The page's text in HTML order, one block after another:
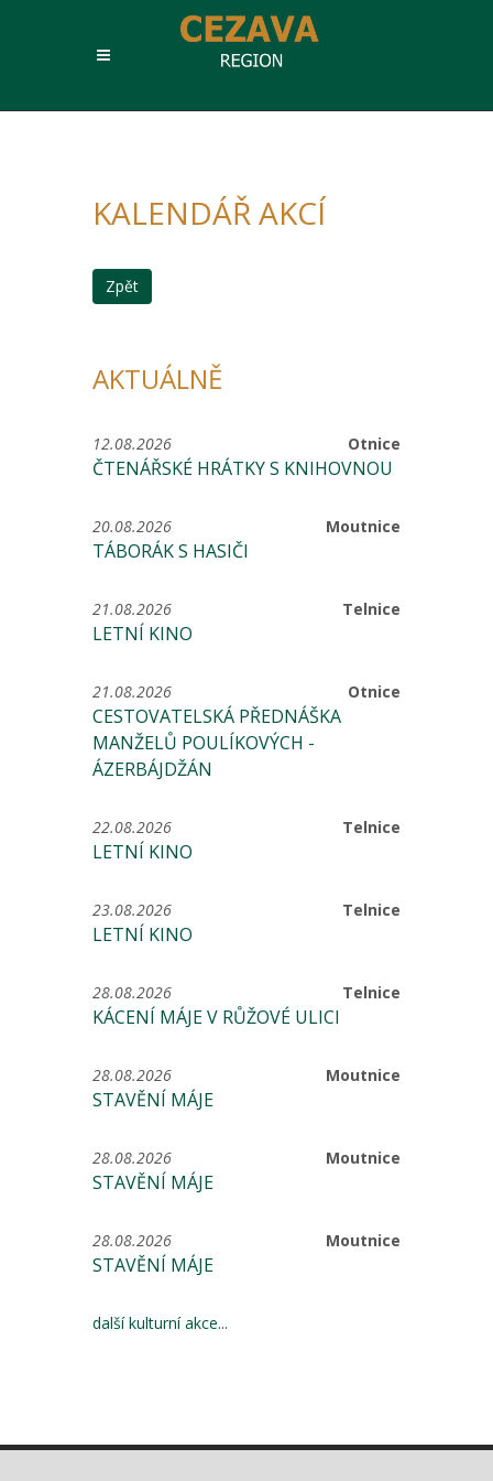
KALENDÁŘ AKCÍ
Zpět
AKTUÁLNĚ
Otnice
12.08.2026
ČTENÁŘSKÉ HRÁTKY S KNIHOVNOU
Moutnice
20.08.2026
TÁBORÁK S HASIČI
Telnice
21.08.2026
LETNÍ KINO
Otnice
21.08.2026
CESTOVATELSKÁ PŘEDNÁŠKA
MANŽELŮ POULÍKOVÝCH -
ÁZERBÁJDŽÁN
Telnice
22.08.2026
LETNÍ KINO
Telnice
23.08.2026
LETNÍ KINO
Telnice
28.08.2026
KÁCENÍ MÁJE V RŮŽOVÉ ULICI
Moutnice
28.08.2026
STAVĚNÍ MÁJE
Moutnice
28.08.2026
STAVĚNÍ MÁJE
Moutnice
28.08.2026
STAVĚNÍ MÁJE
další kulturní akce...